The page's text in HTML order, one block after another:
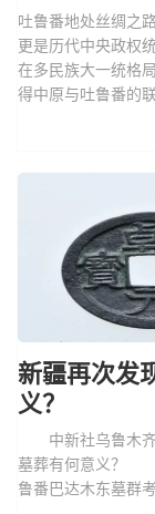
吐鲁番地处丝绸之
更是历代中央政权
在多民族大一统格
得中原与吐鲁番的联
新疆再次发
义？
中新社乌鲁木齐
墓葬有何意义？
鲁番巴达木东墓群考